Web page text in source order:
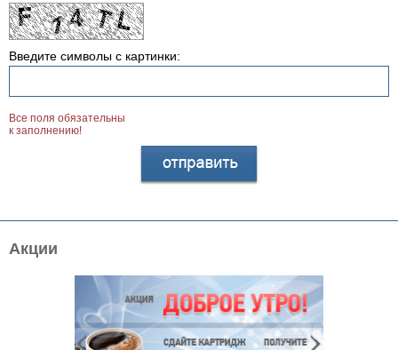
Акции
Введите символы с картинки:
Все поля обязательны
к заполнению!